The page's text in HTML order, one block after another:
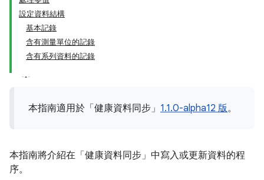
設定資料結構
基本記錄
含有測量單位的記錄
含有系列資料的記錄
本指南適用於「健康資料同步」 1.1.0-alpha12 版。
本指南將介紹在「健康資料同步」中寫入或更新資料的程
序。